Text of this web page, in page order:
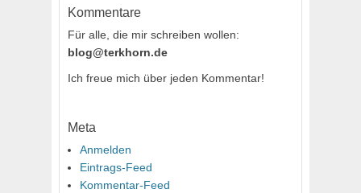
Kommentare
Für alle, die mir schreiben wollen:
blog@terkhorn.de
Ich freue mich über jeden Kommentar!
Meta
Anmelden
Eintrags-Feed
Kommentar-Feed